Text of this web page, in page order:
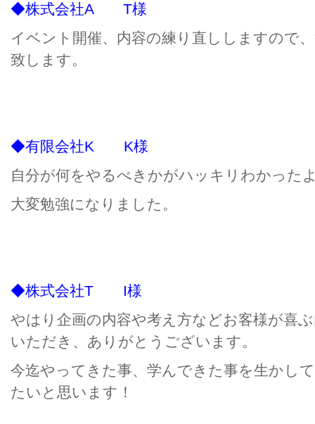
◆株式会社A T様
イベント開催、内容の練り直ししますので
致します。
◆有限会社K K様
自分が何をやるべきかがハッキリわかった
大変勉強になりました。
◆株式会社T I様
やはり企画の内容や考え方などお客様が喜
いただき、ありがとうございます。
今迄やってきた事、学んできた事を生かし
たいと思います！